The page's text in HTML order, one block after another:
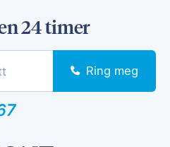
24 timer
Ring meg